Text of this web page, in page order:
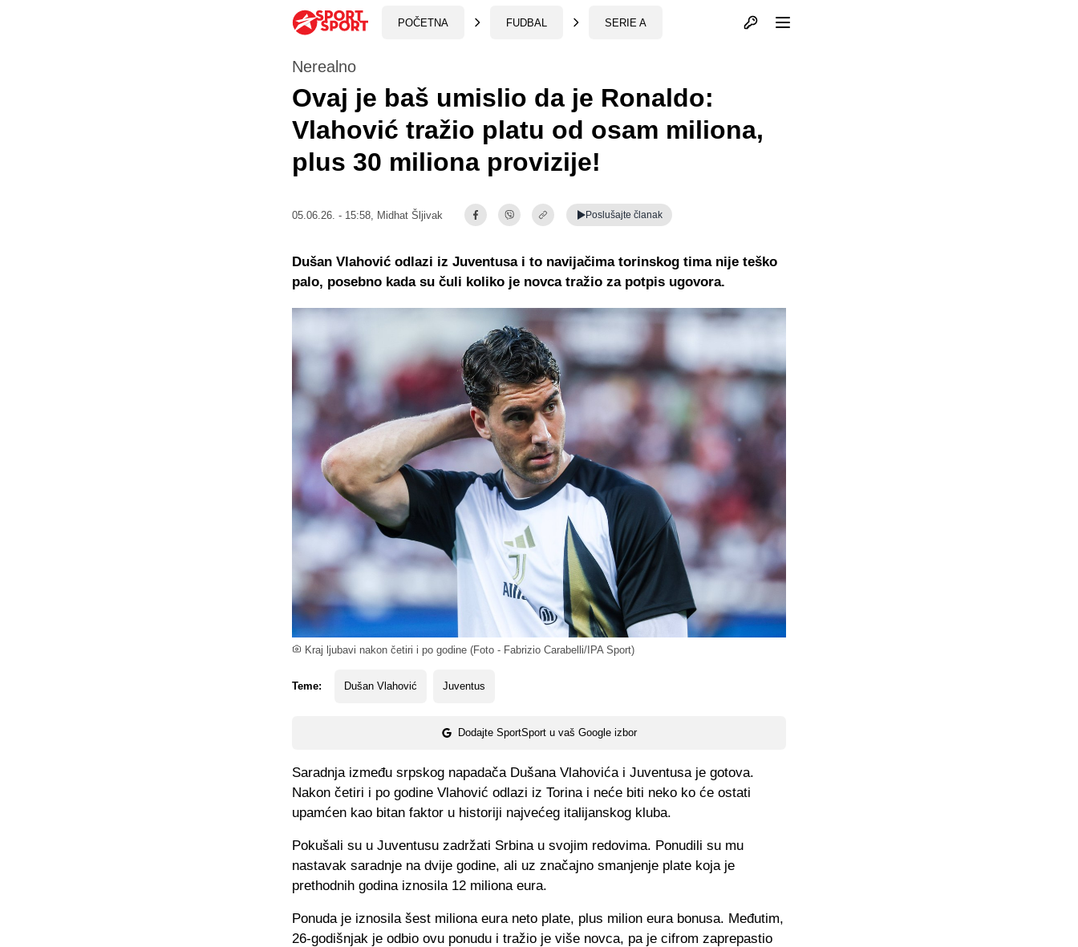
POČETNA FUDBAL SERIE A Otvori profil
Kraj ljubavi nakon četiri i po godine (Foto - Fabrizio Carabelli/IPA Sport)
Nerealno
Ovaj je baš umislio da je Ronaldo:
Vlahović tražio platu od osam miliona,
plus 30 miliona provizije!
05.06.26. - 15:58, Midhat Šljivak Poslušajte članak
Teme: Dušan Vlahović Juventus
Dodajte SportSport u vaš Google izbor
Dušan Vlahović odlazi iz Juventusa i to navijačima torinskog tima nije teško
palo, posebno kada su čuli koliko je novca tražio za potpis ugovora.
Saradnja između srpskog napadača Dušana Vlahovića i Juventusa je gotova.
Nakon četiri i po godine Vlahović odlazi iz Torina i neće biti neko ko će ostati
upamćen kao bitan faktor u historiji najvećeg italijanskog kluba.
Pokušali su u Juventusu zadržati Srbina u svojim redovima. Ponudili su mu
nastavak saradnje na dvije godine, ali uz značajno smanjenje plate koja je
prethodnih godina iznosila 12 miliona eura.
Ponuda je iznosila šest miliona eura neto plate, plus milion eura bonusa. Međutim,
26-godišnjak je odbio ovu ponudu i tražio je više novca, pa je cifrom zaprepastio